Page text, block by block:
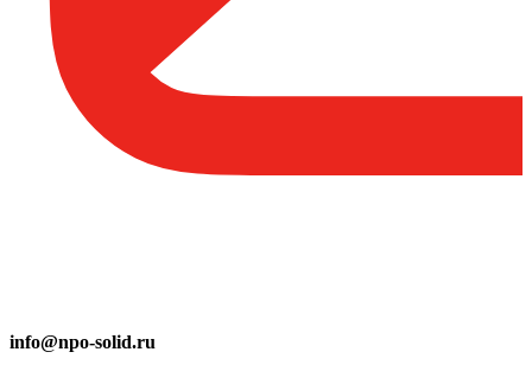
info@npo-solid.ru